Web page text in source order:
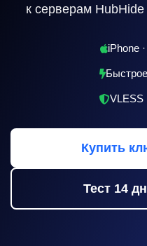
к серверам
iPhone
VLESS
Купить
Тест 14